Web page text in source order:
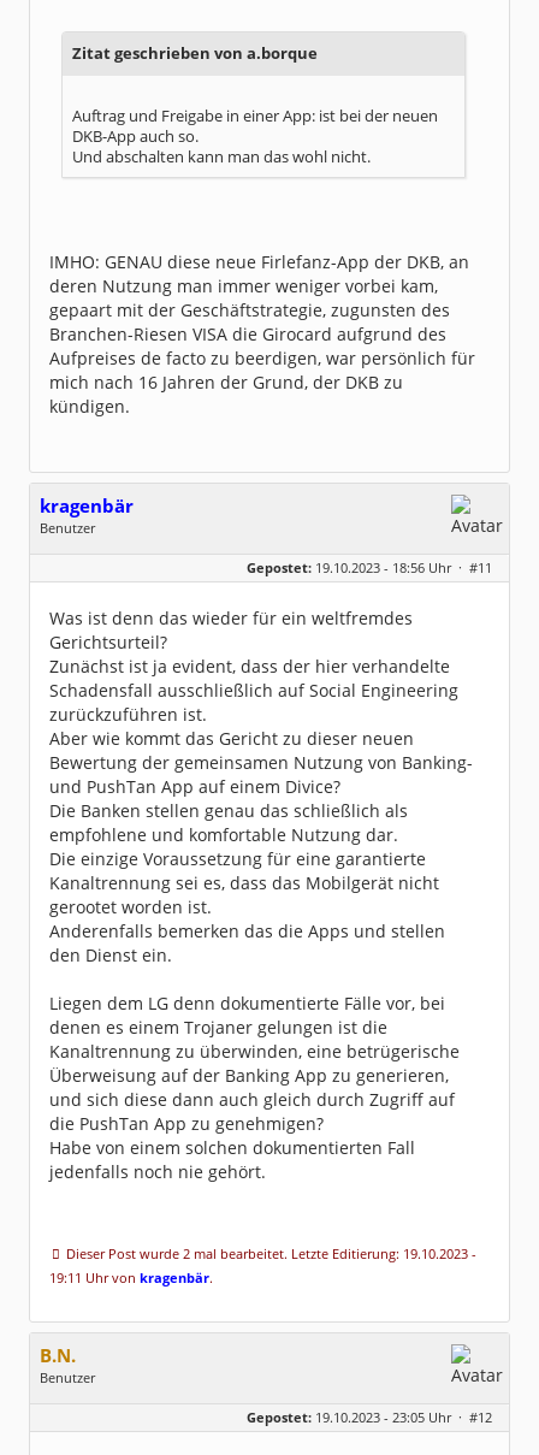
Zitat geschrieben von a.borque
Auftrag und Freigabe in einer App: ist bei der neuen
DKB-App auch so.
Und abschalten kann man das wohl nicht.
IMHO: GENAU diese neue Firlefanz-App der DKB, an
deren Nutzung man immer weniger vorbei kam,
gepaart mit der Geschäftstrategie, zugunsten des
Branchen-Riesen VISA die Girocard aufgrund des
Aufpreises de facto zu beerdigen, war persönlich für
mich nach 16 Jahren der Grund, der DKB zu
kündigen.
kragenbär
Benutzer
Geschlecht:
Beiträge:
79
Gepostet: 19.10.2023 - 18:56 Uhr · #11
Was ist denn das wieder für ein weltfremdes
Gerichtsurteil?
Zunächst ist ja evident, dass der hier verhandelte
Schadensfall ausschließlich auf Social Engineering
zurückzuführen ist.
Aber wie kommt das Gericht zu dieser neuen
Bewertung der gemeinsamen Nutzung von Banking-
und PushTan App auf einem Divice?
Die Banken stellen genau das schließlich als
empfohlene und komfortable Nutzung dar.
Die einzige Voraussetzung für eine garantierte
Kanaltrennung sei es, dass das Mobilgerät nicht
gerootet worden ist.
Anderenfalls bemerken das die Apps und stellen
den Dienst ein.
Liegen dem LG denn dokumentierte Fälle vor, bei
denen es einem Trojaner gelungen ist die
Kanaltrennung zu überwinden, eine betrügerische
Überweisung auf der Banking App zu generieren,
und sich diese dann auch gleich durch Zugriff auf
die PushTan App zu genehmigen?
Habe von einem solchen dokumentierten Fall
jedenfalls noch nie gehört.
Dieser Post wurde 2 mal bearbeitet. Letzte Editierung: 19.10.2023 -
19:11 Uhr von kragenbär.
B.N.
Benutzer
Dabei seit:
12 / 2006
Gepostet: 19.10.2023 - 23:05 Uhr · #12